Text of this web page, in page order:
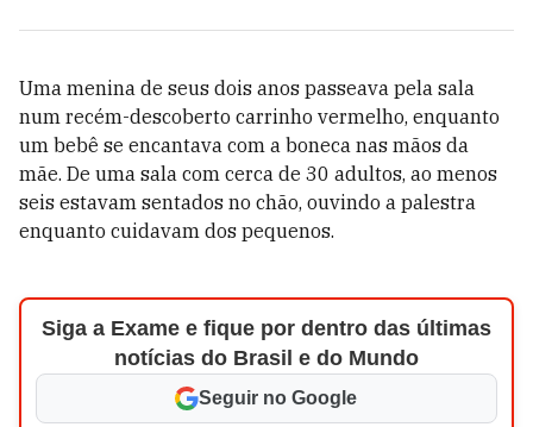
Uma menina de seus dois anos passeava pela sala
num recém-descoberto carrinho vermelho, enquanto
um bebê se encantava com a boneca nas mãos da
mãe. De uma sala com cerca de 30 adultos, ao menos
seis estavam sentados no chão, ouvindo a palestra
enquanto cuidavam dos pequenos.
Siga a Exame e fique por dentro das últimas
notícias do Brasil e do Mundo
Seguir no Google